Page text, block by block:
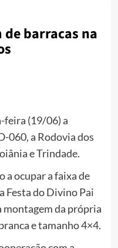
de barracas na
feira (19/06) a
060, a Rodovia dos
e Trindade.
a ocupar a faixa de
Festa do Divino Pai
montagem da própria
e tamanho 4×4.